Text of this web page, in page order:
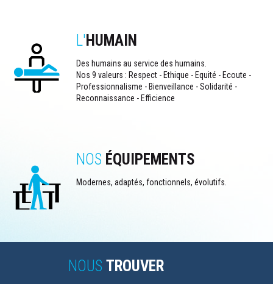
L' HUMAIN
Des humains au service des humains.
Nos 9 valeurs : Respect - Ethique - Equité - Ecoute -
Professionnalisme - Bienveillance - Solidarité -
Reconnaissance - Efficience
NOS ÉQUIPEMENTS
Modernes, adaptés, fonctionnels, évolutifs.
NOUS TROUVER